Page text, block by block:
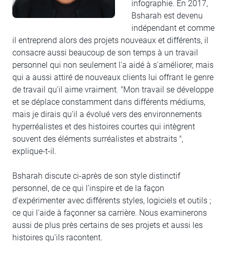
infographie. En 2017,
Bsharah est devenu
indépendant et comme
il entreprend alors des projets nouveaux et différents, il
consacre aussi beaucoup de son temps à un travail
personnel qui non seulement l'a aidé à s'améliorer, mais
qui a aussi attiré de nouveaux clients lui offrant le genre
de travail qu'il aime vraiment. "Mon travail se développe
et se déplace constamment dans différents médiums,
mais je dirais qu'il a évolué vers des environnements
hyperréalistes et des histoires courtes qui intègrent
souvent des éléments surréalistes et abstraits ",
explique-t-il.
Bsharah discute ci-après de son style distinctif
personnel, de ce qui l'inspire et de la façon
d'expérimenter avec différents styles, logiciels et outils ;
ce qui l'aide à façonner sa carrière. Nous examinerons
aussi de plus près certains de ses projets et aussi les
histoires qu'ils racontent.